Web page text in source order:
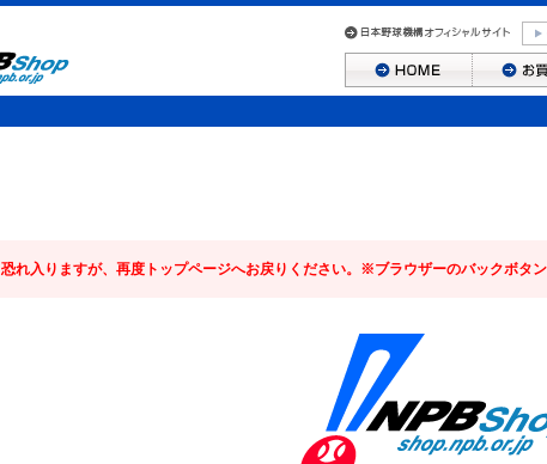
恐れ入りますが、再度トップページへお戻りください。※ブラウザーのバックボタン